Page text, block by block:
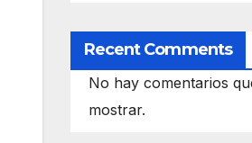
Recent Comments
No hay comentarios
mostrar.